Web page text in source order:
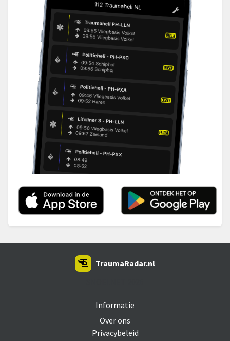
Informatie
Over ons
Privacybeleid
TraumaRadar.nl